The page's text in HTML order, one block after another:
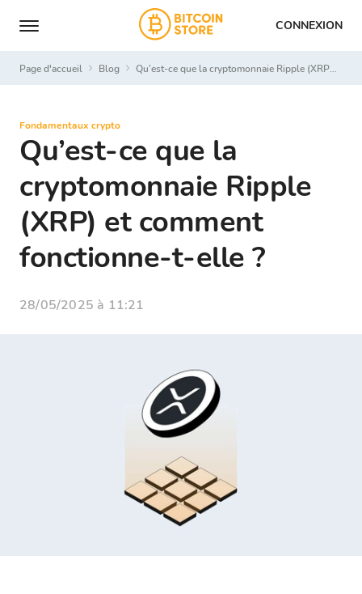
CONNEXION
Page d'accueil Blog Qu’est-ce que la cryptomonnaie Ripple (XRP) et comment fonctionne-t-elle ?
Fondamentaux crypto
Qu’est-ce que la
cryptomonnaie Ripple
(XRP) et comment
fonctionne-t-elle ?
28/05/2025 à 11:21